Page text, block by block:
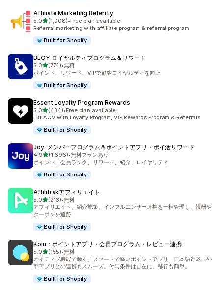
Affiliate Marketing ReferrLy
5.05つ星中
(1,008)
合計レビュー数：1008件
•Free plan available
Referral marketing with affiliate program & referral program
Built for Shopify
BLOY ロイヤルティプログラム＆リワード
5.05つ星中
(774)
合計レビュー数：774件
•無料
ポイント、リワード、VIPで顧客ロイヤルティを向上
Built for Shopify
Essent Loyalty Program Rewards
5.05つ星中
(434)
合計レビュー数：434件
•Free plan available
Lift AOV with Loyalty Program, VIP Rewards Program & Referrals
Built for Shopify
Joy: メンバープログラム＆ポイントアプリ・ポイ活リワード
4.95つ星中
(1,696)
合計レビュー数：1696件
•無料プランあり
ポイント、会員ランク、リワード、紹介、ロイヤリティ
Built for Shopify
Affilitrakアフィリエイト
5.05つ星中
(213)
合計レビュー数：213件
•無料
アフィリエイト、紹介施策、インフルエンサー連携を一括管理し、報酬や
クーポンを追跡
Built for Shopify
Koin：ポイントアプリ・会員プログラム・レビュー連携
5.05つ星中
(155)
合計レビュー数：155件
•無料
ネイティブ機能で動く、スマートで軽いポイントアプリ。日本語対応。外
部アプリとの連携もスムーズ。付与条件は自在に。移行も簡単。
Built for Shopify